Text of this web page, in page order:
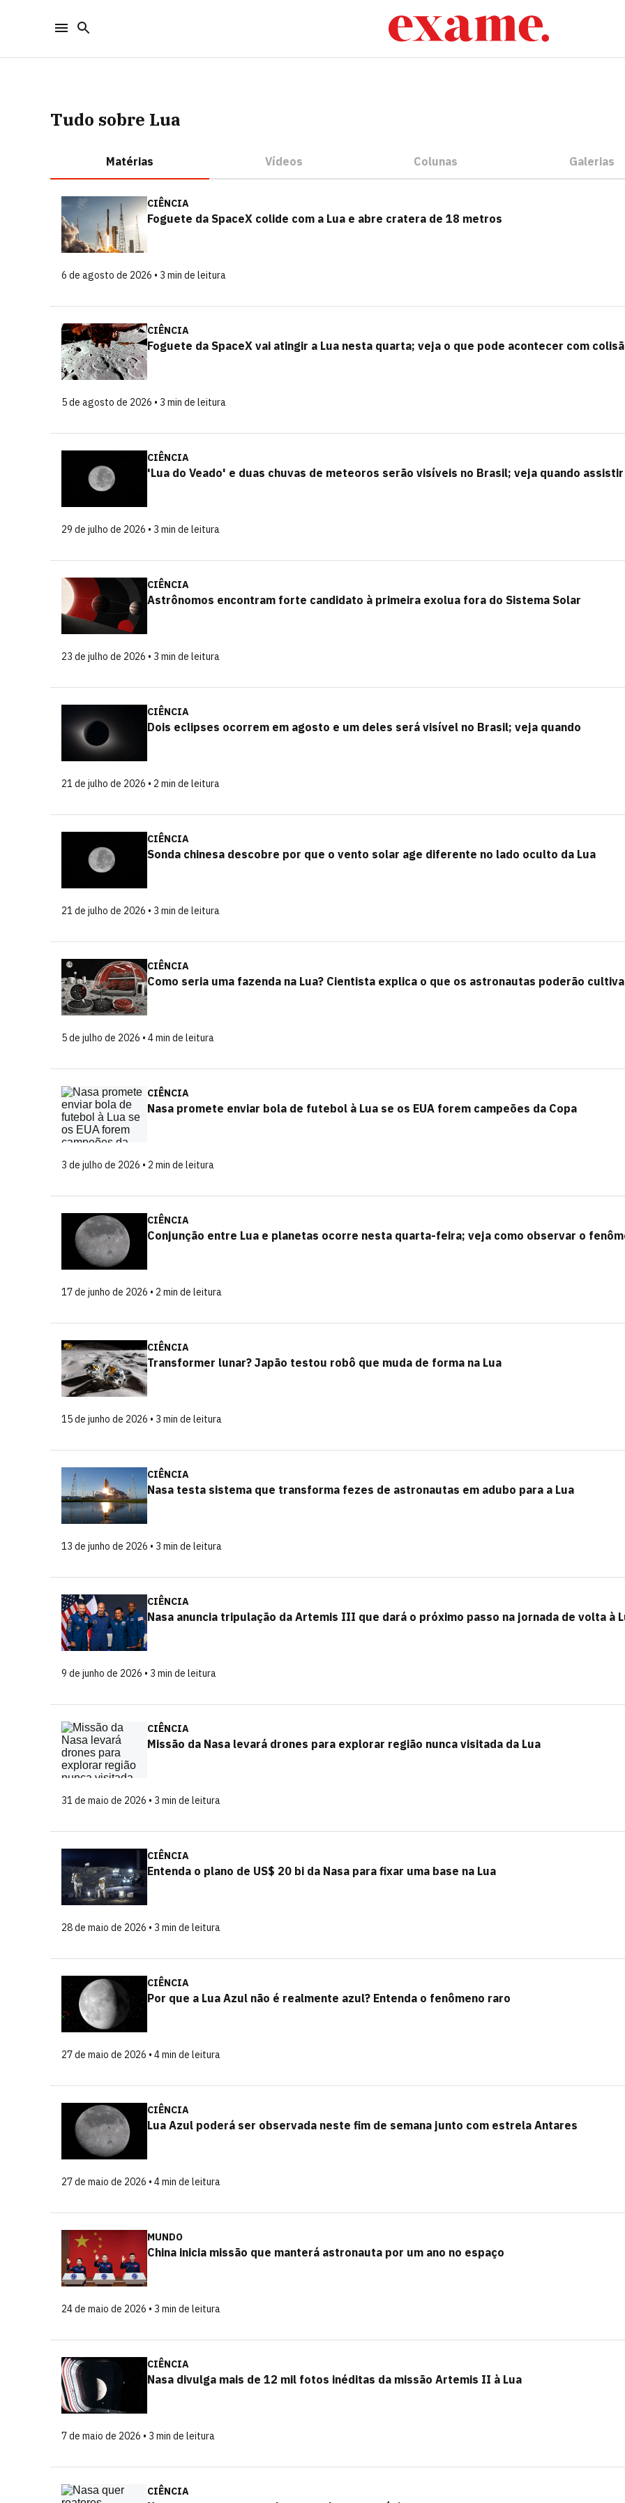
Tudo sobre Lua
Matérias Vídeos Colunas Galerias
CIÊNCIA
Foguete da SpaceX colide com a Lua e abre cratera de 18 metros
6 de agosto de 2026 • 3 min de leitura
CIÊNCIA
Foguete da SpaceX vai atingir a Lua nesta quarta; veja o que pode acontecer com
5 de agosto de 2026 • 3 min de leitura
CIÊNCIA
'Lua do Veado' e duas chuvas de meteoros serão visíveis no Brasil; veja quando assistir
29 de julho de 2026 • 3 min de leitura
CIÊNCIA
Astrônomos encontram forte candidato à primeira exolua fora do Sistema Solar
23 de julho de 2026 • 3 min de leitura
CIÊNCIA
Dois eclipses ocorrem em agosto e um deles será visível no Brasil; veja quando
21 de julho de 2026 • 2 min de leitura
CIÊNCIA
Sonda chinesa descobre por que o vento solar age diferente no lado oculto da Lua
21 de julho de 2026 • 3 min de leitura
CIÊNCIA
Como seria uma fazenda na Lua? Cientista explica o que os astronautas poderão
5 de julho de 2026 • 4 min de leitura
CIÊNCIA
Nasa promete enviar bola de futebol à Lua se os EUA forem campeões da Copa
3 de julho de 2026 • 2 min de leitura
CIÊNCIA
Conjunção entre Lua e planetas ocorre nesta quarta-feira; veja como observar o
17 de junho de 2026 • 2 min de leitura
CIÊNCIA
Transformer lunar? Japão testou robô que muda de forma na Lua
15 de junho de 2026 • 3 min de leitura
CIÊNCIA
Nasa testa sistema que transforma fezes de astronautas em adubo para a Lua
13 de junho de 2026 • 3 min de leitura
CIÊNCIA
Nasa anuncia tripulação da Artemis III que dará o próximo passo na jornada de volta à
9 de junho de 2026 • 3 min de leitura
CIÊNCIA
Missão da Nasa levará drones para explorar região nunca visitada da Lua
31 de maio de 2026 • 3 min de leitura
CIÊNCIA
Entenda o plano de US$ 20 bi da Nasa para fixar uma base na Lua
28 de maio de 2026 • 3 min de leitura
CIÊNCIA
Por que a Lua Azul não é realmente azul? Entenda o fenômeno raro
27 de maio de 2026 • 4 min de leitura
CIÊNCIA
Lua Azul poderá ser observada neste fim de semana junto com estrela Antares
27 de maio de 2026 • 4 min de leitura
MUNDO
China inicia missão que manterá astronauta por um ano no espaço
24 de maio de 2026 • 3 min de leitura
CIÊNCIA
Nasa divulga mais de 12 mil fotos inéditas da missão Artemis II à Lua
7 de maio de 2026 • 3 min de leitura
CIÊNCIA